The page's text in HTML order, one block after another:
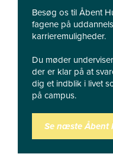
Besøg os til Åbent
fagene på
karrieremuligheder.
Du møder
der er klar på at
dig et indblik i livet
på campus.
Se næste Åbent